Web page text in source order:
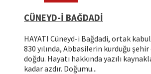
CÜNEYD-İ BAĞDADİ
HAYATI Cüneyd-i Bağdadi, ortak
830 yılında, Abbasilerin kurduğu
doğdu. Hayatı hakkında yazılı
kadar azdır. Doğumu...